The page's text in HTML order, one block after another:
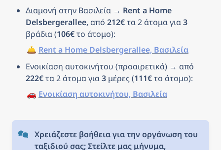
Διαμονή στην Βασιλεία → Rent a Home
Delsbergerallee, από 212€ τα 2 άτομα για 3
βράδια (106€ το άτομο):
🛎️ Rent a Home Delsbergerallee, Βασιλεία
222€ τα 2 άτομα για 3 μέρες (111€ το άτομο):
🚗 Ενοικίαση αυτοκινήτου, Βασιλεία
Χρειάζεστε βοήθεια για την οργάνωση του
ταξιδιού σας; Στείλτε μας μήνυμα,